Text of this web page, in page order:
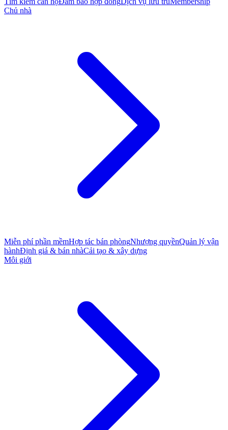
Chủ nhà
Miễn phí phần mềmHợp tác bán phòngNhượng quyềnQuản lý vận
hànhĐịnh giá & bán nhàCải tạo & xây dựng
Môi giới